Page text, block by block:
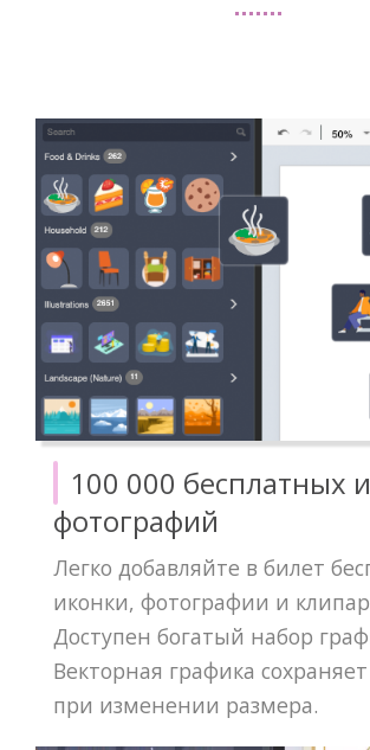
100 000 бесплатных
фотографий
Легко добавляйте в билет
иконки, фотографии и
Доступен богатый набор
Векторная графика
при изменении размера.